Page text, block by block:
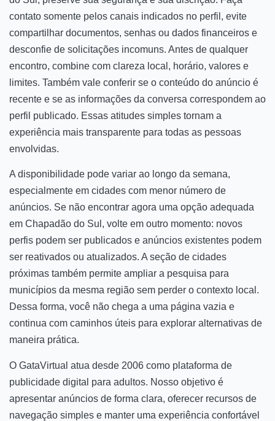
contato somente pelos canais indicados no perfil, evite
compartilhar documentos, senhas ou dados financeiros e
desconfie de solicitações incomuns. Antes de qualquer
encontro, combine com clareza local, horário, valores e
limites. Também vale conferir se o conteúdo do anúncio é
recente e se as informações da conversa correspondem ao
perfil publicado. Essas atitudes simples tornam a
experiência mais transparente para todas as pessoas
envolvidas.
A disponibilidade pode variar ao longo da semana,
especialmente em cidades com menor número de
anúncios. Se não encontrar agora uma opção adequada
em Chapadão do Sul, volte em outro momento: novos
perfis podem ser publicados e anúncios existentes podem
ser reativados ou atualizados. A seção de cidades
próximas também permite ampliar a pesquisa para
municípios da mesma região sem perder o contexto local.
Dessa forma, você não chega a uma página vazia e
continua com caminhos úteis para explorar alternativas de
maneira prática.
O GataVirtual atua desde 2006 como plataforma de
publicidade digital para adultos. Nosso objetivo é
apresentar anúncios de forma clara, oferecer recursos de
navegação simples e manter uma experiência confortável